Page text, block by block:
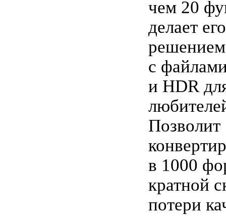
чем 20
делает
с
и HDR
Позволит
в 1000
кратной
потери